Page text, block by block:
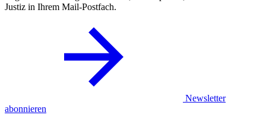
Justiz in Ihrem Mail-Postfach.
Newsletter
abonnieren